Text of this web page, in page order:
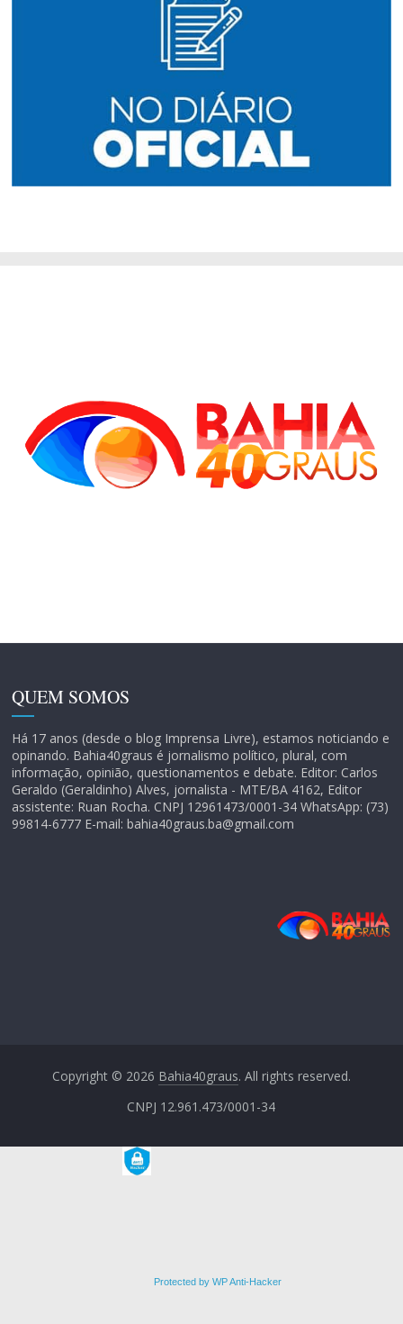
QUEM SOMOS
Há 17 anos (desde o blog Imprensa Livre), estamos noticiando e
opinando. Bahia40graus é jornalismo político, plural, com
informação, opinião, questionamentos e debate. Editor: Carlos
Geraldo (Geraldinho) Alves, jornalista - MTE/BA 4162, Editor
assistente: Ruan Rocha. CNPJ 12961473/0001-34 WhatsApp: (73)
99814-6777 E-mail: bahia40graus.ba@gmail.com
Copyright © 2026 Bahia40graus. All rights reserved.
CNPJ 12.961.473/0001-34
Protected by WP Anti-Hacker